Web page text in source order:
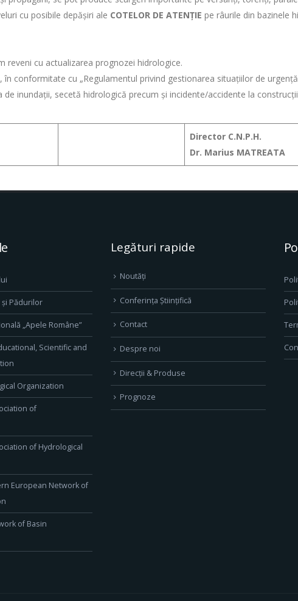
cu posibile depăşiri ale COTELOR DE ATENŢIE pe râurile din bazinele
cu actualizarea prognozei hidrologice.
conformitate cu „Regulamentul privind gestionarea situațiilor de
inundații, secetă hidrologică precum și incidente/accidente la
Director C.N.P.H.
Dr. Marius MATREATA
Pădurilor
„Apele Române”
Scientific and
Organization
of
of Hydrological
European Network of
of Basin
Legături rapide
Noutăți
Conferința Științifică
Contact
Despre noi
Direcţii & Produse
Prognoze